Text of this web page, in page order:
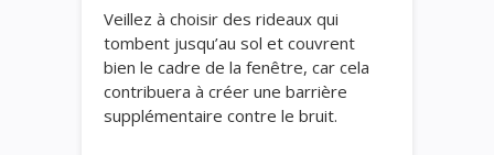
Veillez à choisir des rideaux qui
tombent jusqu’au sol et couvrent
bien le cadre de la fenêtre, car cela
contribuera à créer une barrière
supplémentaire contre le bruit.